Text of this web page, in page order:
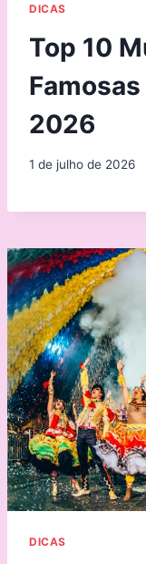
DICAS
Top 10
2026
1 de julho de 2026
DICAS